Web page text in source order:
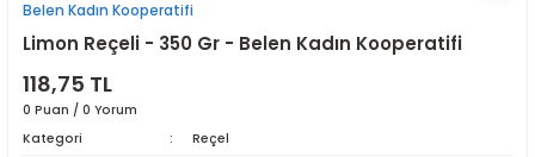
Belen Kadın Kooperatifi
Limon Reçeli - 350 Gr - Belen Kadın Kooperatifi
118,75 TL
0 Puan / 0 Yorum
Kategori
Reçel